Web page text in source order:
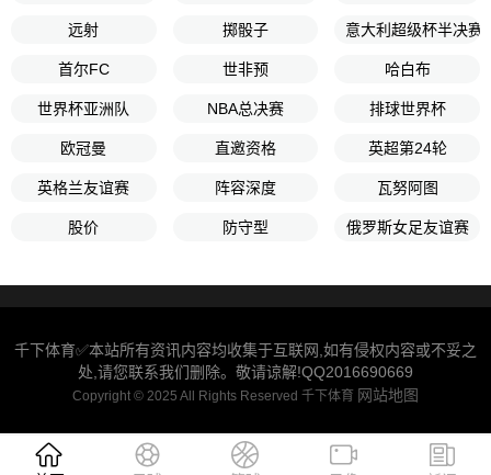
远射 掷骰子 意大利超级杯半决赛
首尔FC 世非预 哈白布
世界杯亚洲队 NBA总决赛 排球世界杯
欧冠曼 直邀资格 英超第24轮
英格兰友谊赛 阵容深度 瓦努阿图
股价 防守型 俄罗斯女足友谊赛
千下体育✅本站所有资讯内容均收集于互联网,如有侵权内容或不妥之
处,请您联系我们删除。敬请谅解!QQ2016690669
Copyright © 2025 All Rights Reserved 千下体育 网站地图